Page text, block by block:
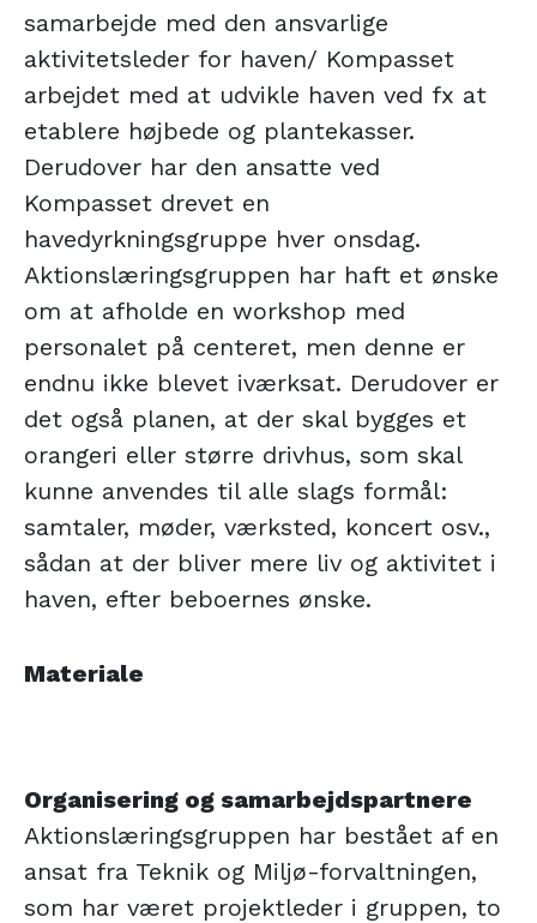
samarbejde med den ansvarlige
aktivitetsleder for haven/ Kompasset
arbejdet med at udvikle haven ved fx at
etablere højbede og plantekasser.
Derudover har den ansatte ved
Kompasset drevet en
havedyrkningsgruppe hver onsdag.
Aktionslæringsgruppen har haft et ønske
om at afholde en workshop med
personalet på centeret, men denne er
endnu ikke blevet iværksat. Derudover er
det også planen, at der skal bygges et
orangeri eller større drivhus, som skal
kunne anvendes til alle slags formål:
samtaler, møder, værksted, koncert osv.,
sådan at der bliver mere liv og aktivitet i
haven, efter beboernes ønske.
Materiale
Organisering og samarbejdspartnere
Aktionslæringsgruppen har bestået af en
ansat fra Teknik og Miljø-forvaltningen,
som har været projektleder i gruppen, to